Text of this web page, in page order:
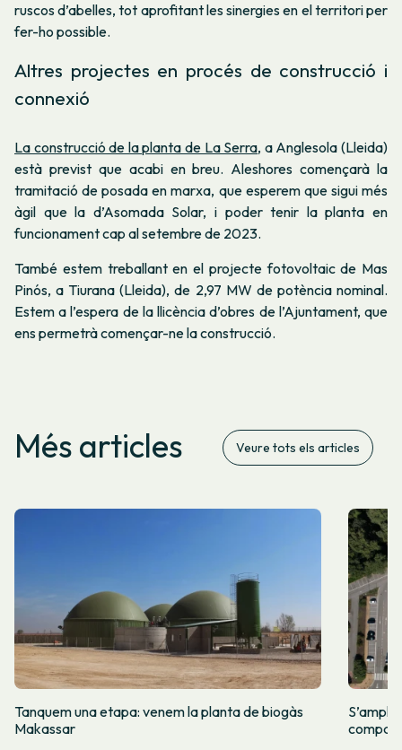
ruscos d’abelles, tot aprofitant les sinergies en el territori per
fer-ho possible.
Altres projectes en procés de construcció i
connexió
La construcció de la planta de La Serra, a Anglesola (Lleida)
està previst que acabi en breu. Aleshores començarà la
tramitació de posada en marxa, que esperem que sigui més
àgil que la d’Asomada Solar, i poder tenir la planta en
funcionament cap al setembre de 2023.
També estem treballant en el projecte fotovoltaic de Mas
Pinós, a Tiurana (Lleida), de 2,97 MW de potència nominal.
Estem a l’espera de la llicència d’obres de l’Ajuntament, que
ens permetrà començar-ne la construcció.
Més articles Veure tots els articles
Tanquem una etapa: venem la planta de biogàs
Makassar